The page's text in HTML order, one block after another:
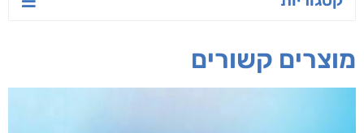
מוצרים קשורים